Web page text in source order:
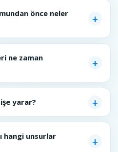
önce neler
ne zaman
yarar?
hangi unsurlar